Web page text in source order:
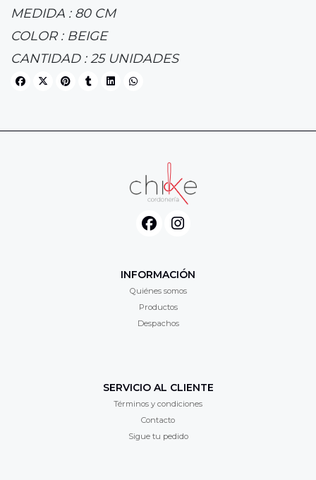
MEDIDA : 80 CM
COLOR : BEIGE
CANTIDAD : 25 UNIDADES
INFORMACIÓN
Quiénes somos
Productos
Despachos
SERVICIO AL CLIENTE
Términos y condiciones
Contacto
Sigue tu pedido